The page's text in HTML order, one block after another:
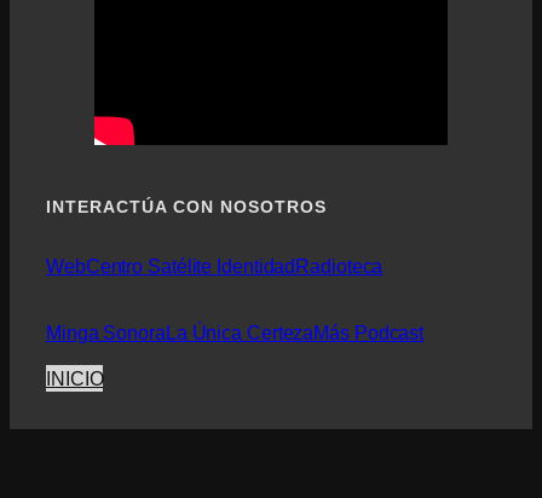
INTERACTÚA CON NOSOTROS
WebCentro Satélite IdentidadRadioteca
Minga SonoraLa Única CertezaMás Podcast
INICIO